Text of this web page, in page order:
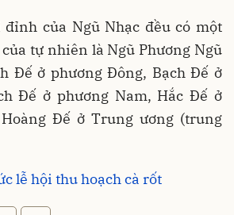
của Ngũ Nhạc đều có một
tự nhiên là Ngũ Phương Ngũ
Đế ở phương Đông, Bạch Đế ở
Đế ở phương Nam, Hắc Đế ở
Đế ở Trung ương (trung
lễ hội thu hoạch cà rốt